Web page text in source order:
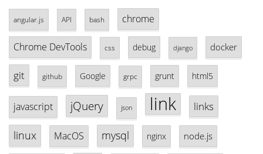
angular.js API bash chrome
Chrome DevTools css debug django docker
git github Google grpc grunt html5
javascript jQuery json link links
linux MacOS mysql nginx node.js